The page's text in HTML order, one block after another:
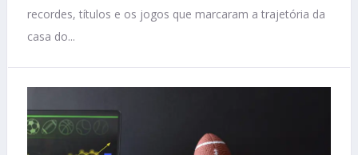
recordes, títulos e os jogos que marcaram a trajetória da
casa do...